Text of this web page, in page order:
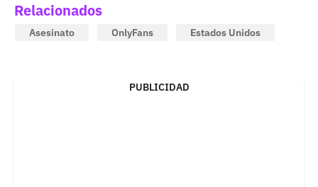
Relacionados
Asesinato OnlyFans Estados Unidos
PUBLICIDAD